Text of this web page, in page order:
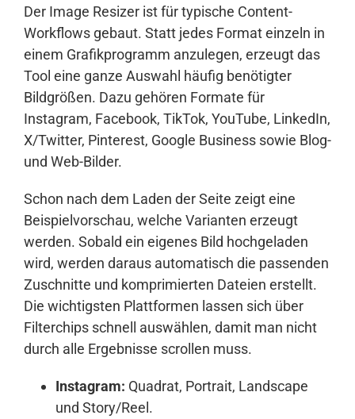
Der Image Resizer ist für typische Content-
Workflows gebaut. Statt jedes Format einzeln in
einem Grafikprogramm anzulegen, erzeugt das
Tool eine ganze Auswahl häufig benötigter
Bildgrößen. Dazu gehören Formate für
Instagram, Facebook, TikTok, YouTube, LinkedIn,
X/Twitter, Pinterest, Google Business sowie Blog-
und Web-Bilder.
Schon nach dem Laden der Seite zeigt eine
Beispielvorschau, welche Varianten erzeugt
werden. Sobald ein eigenes Bild hochgeladen
wird, werden daraus automatisch die passenden
Zuschnitte und komprimierten Dateien erstellt.
Die wichtigsten Plattformen lassen sich über
Filterchips schnell auswählen, damit man nicht
durch alle Ergebnisse scrollen muss.
Instagram: Quadrat, Portrait, Landscape
und Story/Reel.